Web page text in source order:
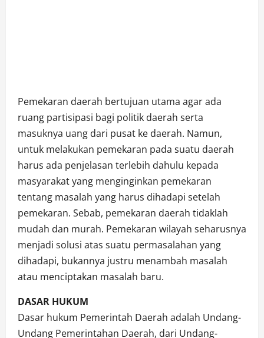
Pemekaran daerah bertujuan utama agar ada
ruang partisipasi bagi politik daerah serta
masuknya uang dari pusat ke daerah. Namun,
untuk melakukan pemekaran pada suatu daerah
harus ada penjelasan terlebih dahulu kepada
masyarakat yang menginginkan pemekaran
tentang masalah yang harus dihadapi setelah
pemekaran. Sebab, pemekaran daerah tidaklah
mudah dan murah. Pemekaran wilayah seharusnya
menjadi solusi atas suatu permasalahan yang
dihadapi, bukannya justru menambah masalah
atau menciptakan masalah baru.
DASAR HUKUM
Dasar hukum Pemerintah Daerah adalah Undang-
Undang Pemerintahan Daerah, dari Undang-